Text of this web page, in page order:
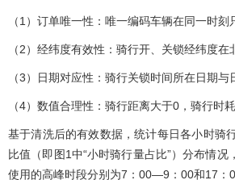
（1）订单唯一性：唯一编码车辆在同一时刻
（2）经纬度有效性：骑行开、关锁经纬度在
（3）日期对应性：骑行关锁时间所在日期与
（4）数值合理性：骑行距离大于0，骑行时耗
基于清洗后的有效数据，统计每日各小时骑
比值（即 图1中“小时骑行量占比”）分布情
使用的高峰时段分别为7：00—9：00和17：